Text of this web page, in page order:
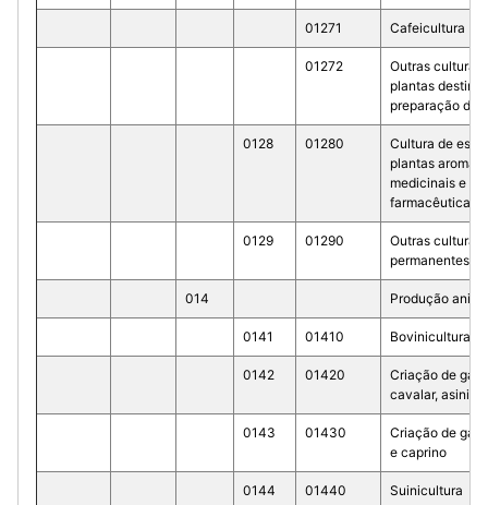
01271 Cafeicultura
01272
Outras culturas
plantas
preparação de
0128 01280
Cultura de
plantas
medicinais e
farmacêuticas
0129 01290
Outras culturas
permanentes
014 Produção
0141 01410 Bovinicultura
0142 01420
Criação de
cavalar, asinino
0143 01430
Criação de
e caprino
0144 01440 Suinicultura